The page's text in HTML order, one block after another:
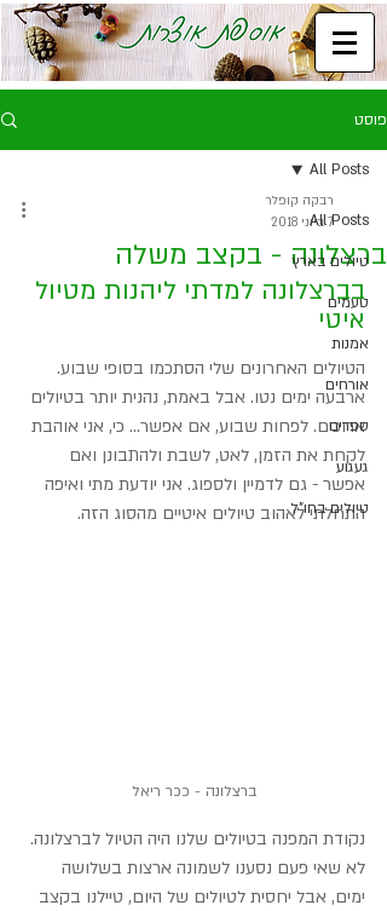
פוסט
All Posts
טיולים בארץ
טעמים
אמנות
אורחים
ספרים
געגוע
טיולים בחו"ל
All Posts
ברצלונה - בקצב משלה
רבקה קופלר
7 ביוני 2018
בברצלונה למדתי ליהנות מטיול
איטי
הטיולים האחרונים שלי הסתכמו בסופי שבוע.
ארבעה ימים נטו. אבל באמת, נהנית יותר בטיולים
ארוכים. לפחות שבוע, אם אפשר... כי, אני אוהבת
לקחת את הזמן, לאט, לשבת ולהתבונן ואם
אפשר - גם לדמיין ולספוג. אני יודעת מתי ואיפה
התחלתי לאהוב טיולים איטיים מהסוג הזה.
ברצלונה - ככר ריאל
נקודת המפנה בטיולים שלנו היה הטיול לברצלונה.
לא שאי פעם נסענו לשמונה ארצות בשלושה
ימים, אבל יחסית לטיולים של היום, טיילנו בקצב